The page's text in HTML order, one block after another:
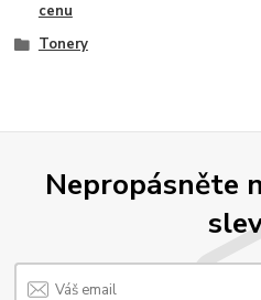
cenu
Tonery
Nepropásněte